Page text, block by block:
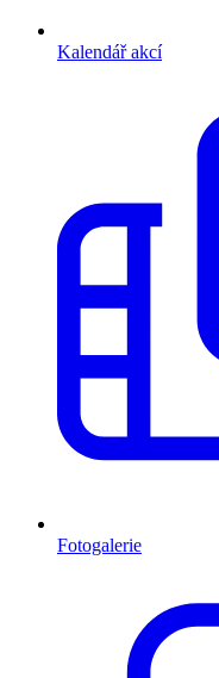
Kalendář akcí
Fotogalerie